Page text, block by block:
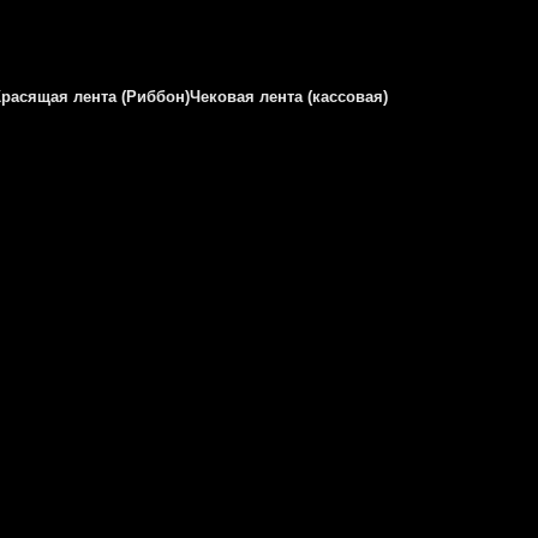
лента (Риббон)Чековая лента (кассовая)